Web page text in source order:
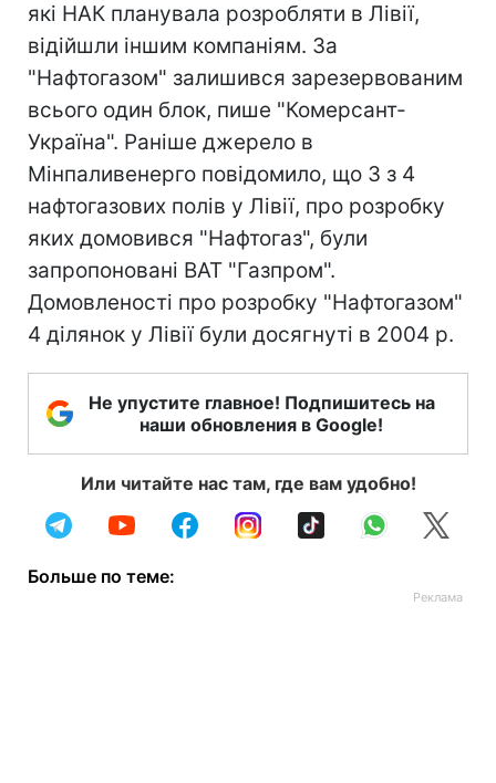
які НАК планувала розробляти в Лівії,
відійшли іншим компаніям. За
"Нафтогазом" залишився зарезервованим
всього один блок, пише "Комерсант-
Україна". Раніше джерело в
Мінпаливенерго повідомило, що 3 з 4
нафтогазових полів у Лівії, про розробку
яких домовився "Нафтогаз", були
запропоновані ВАТ "Газпром".
Домовленості про розробку "Нафтогазом"
4 ділянок у Лівії були досягнуті в 2004 р.
Не упустите главное! Подпишитесь на
наши обновления в Google!
Или читайте нас там, где вам удобно!
Больше по теме: